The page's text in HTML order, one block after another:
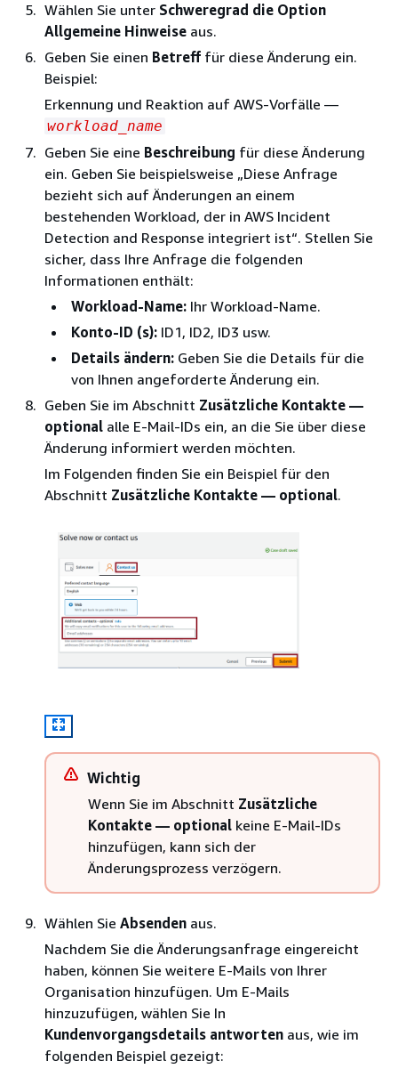
Wählen Sie unter Schweregrad die Option
Allgemeine Hinweise aus.
Geben Sie einen Betreff für diese Änderung ein.
Beispiel:
Erkennung und Reaktion auf AWS-Vorfälle —
workload_name
Geben Sie eine Beschreibung für diese Änderung
ein. Geben Sie beispielsweise „Diese Anfrage
bezieht sich auf Änderungen an einem
bestehenden Workload, der in AWS Incident
Detection and Response integriert ist“. Stellen Sie
sicher, dass Ihre Anfrage die folgenden
Informationen enthält:
Workload-Name: Ihr Workload-Name.
Konto-ID (s): ID1, ID2, ID3 usw.
Details ändern: Geben Sie die Details für die
von Ihnen angeforderte Änderung ein.
Geben Sie im Abschnitt Zusätzliche Kontakte —
optional alle E-Mail-IDs ein, an die Sie über diese
Änderung informiert werden möchten.
Im Folgenden finden Sie ein Beispiel für den
Abschnitt Zusätzliche Kontakte — optional.
Wichtig
Wenn Sie im Abschnitt Zusätzliche
Kontakte — optional keine E-Mail-IDs
hinzufügen, kann sich der
Änderungsprozess verzögern.
Wählen Sie Absenden aus.
Nachdem Sie die Änderungsanfrage eingereicht
haben, können Sie weitere E-Mails von Ihrer
Organisation hinzufügen. Um E-Mails
hinzuzufügen, wählen Sie In
Kundenvorgangsdetails antworten aus, wie im
folgenden Beispiel gezeigt: